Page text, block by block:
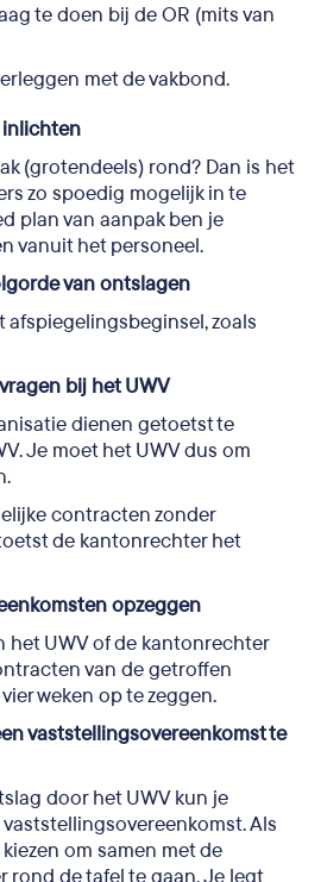
te doen bij de OR (mits van
met de vakbond.
inlichten
(grotendeels) rond? Dan is het
zo spoedig mogelijk in te
plan van aanpak ben je
vanuit het personeel.
van ontslagen
zoals
bij het UWV
dienen getoetst te
Je moet het UWV dus om
contracten zonder
de kantonrechter het
opzeggen
het UWV of de kantonrechter
van de getroffen
weken op te zeggen.
vaststellingsovereenkomst te
door het UWV kun je
Als
om samen met de